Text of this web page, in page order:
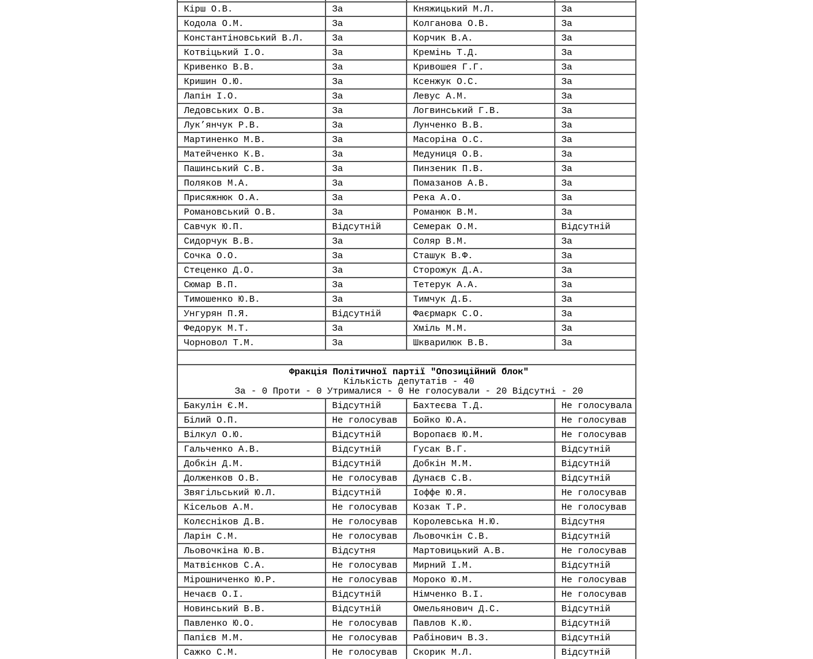
Кірш О.В.
За Княжицький М.Л.
За
Кодола О.М.
За Колганова О.В.
За
Константіновський В.Л.
За Корчик В.А.
За
Котвіцький І.О.
За Кремінь Т.Д.
За
Кривенко В.В.
За Кривошея Г.Г.
За
Кришин О.Ю.
За Ксенжук О.С.
За
Лапін І.О.
За Левус А.М.
За
Ледовських О.В.
За Логвинський Г.В.
За
Лук’янчук Р.В.
За Лунченко В.В.
За
Мартиненко М.В.
За Масоріна О.С.
За
Матейченко К.В.
За Медуниця О.В.
За
Пашинський С.В.
За Пинзеник П.В.
За
Поляков М.А.
За Помазанов А.В.
За
Присяжнюк О.А.
За Река А.О.
За
Романовський О.В.
За Романюк В.М.
За
Савчук Ю.П.
Відсутній Семерак О.М.
Відсутній
Сидорчук В.В.
За Соляр В.М.
За
Сочка О.О.
За Сташук В.Ф.
За
Стеценко Д.О.
За Сторожук Д.А.
За
Сюмар В.П.
За Тетерук А.А.
За
Тимошенко Ю.В.
За Тимчук Д.Б.
За
Унгурян П.Я.
Відсутній Фаєрмарк С.О.
За
Федорук М.Т.
За Хміль М.М.
За
Чорновол Т.М.
За Шкварилюк В.В. За
Фракція Політичної партії "Опозиційний блок"
Кількість депутатів - 40
За - 0 Проти - 0 Утрималися - 0 Не голосували - 20 Відсутні - 20
Бакулін Є.М.
Відсутній Бахтеєва Т.Д.
Не голосувала
Білий О.П.
Не голосував Бойко Ю.А.
Не голосував
Вілкул О.Ю.
Відсутній Воропаєв Ю.М.
Не голосував
Гальченко А.В.
Відсутній Гусак В.Г.
Відсутній
Добкін Д.М.
Відсутній Добкін М.М.
Відсутній
Долженков О.В.
Не голосував Дунаєв С.В.
Відсутній
Звягільський Ю.Л.
Відсутній Іоффе Ю.Я.
Не голосував
Кісельов А.М.
Не голосував Козак Т.Р.
Не голосував
Колєсніков Д.В.
Не голосував Королевська Н.Ю.
Відсутня
Ларін С.М.
Не голосував Льовочкін С.В.
Відсутній
Льовочкіна Ю.В.
Відсутня Мартовицький А.В.
Не голосував
Матвієнков С.А.
Не голосував Мирний І.М.
Відсутній
Мірошниченко Ю.Р.
Не голосував Мороко Ю.М.
Не голосував
Нечаєв О.І.
Відсутній Німченко В.І.
Не голосував
Новинський В.В.
Відсутній Омельянович Д.С.
Відсутній
Павленко Ю.О.
Не голосував Павлов К.Ю.
Відсутній
Папієв М.М.
Не голосував Рабінович В.З.
Відсутній
Сажко С.М.
Не голосував Скорик М.Л. Відсутній